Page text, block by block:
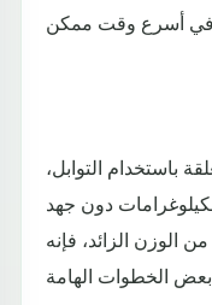
باستخدام التوابل،
دون جهد
الوزن الزائد، فإنه